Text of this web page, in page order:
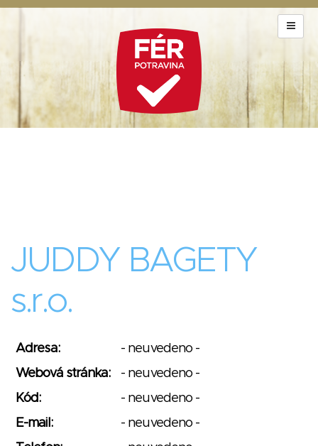
JUDDY BAGETY
s.r.o.
Adresa:
- neuvedeno -
Webová stránka:
- neuvedeno -
Kód:
- neuvedeno -
E-mail:
- neuvedeno -